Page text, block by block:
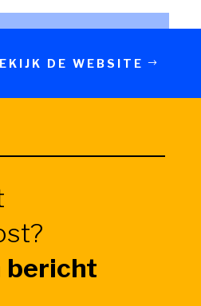
DE WEBSITE
bericht